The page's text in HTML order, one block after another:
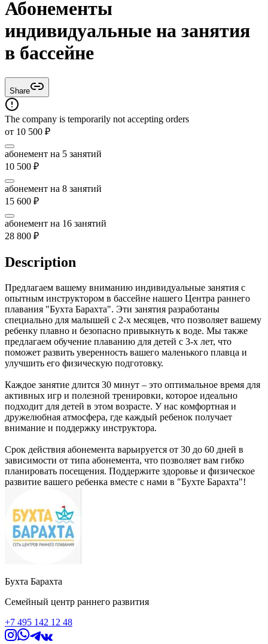
Абонементы
индивидуальные на занятия
в бассейне
Share
The company is temporarily not accepting orders
от 10 500 ₽
абонемент на 5 занятий
10 500 ₽
абонемент на 8 занятий
15 600 ₽
абонемент на 16 занятий
28 800 ₽
Description
Предлагаем вашему вниманию индивидуальные занятия с
опытным инструктором в бассейне нашего Центра раннего
плавания "Бухта Барахта". Эти занятия разработаны
специально для малышей с 2-х месяцев, что позволяет вашему
ребенку плавно и безопасно привыкнуть к воде. Мы также
предлагаем обучение плаванию для детей с 3-х лет, что
поможет развить уверенность вашего маленького плавца и
улучшить его физическую подготовку.
Каждое занятие длится 30 минут – это оптимальное время для
активных игр и полезной тренировки, которое идеально
подходит для детей в этом возрасте. У нас комфортная и
дружелюбная атмосфера, где каждый ребенок получает
внимание и поддержку инструктора.
Срок действия абонемента варьируется от 30 до 60 дней в
зависимости от типа абонемента, что позволяет вам гибко
планировать посещения. Поддержите здоровье и физическое
развитие вашего ребенка вместе с нами в "Бухте Барахта"!
Бухта Барахта
Семейный центр раннего развития
+7 495 142 12 48